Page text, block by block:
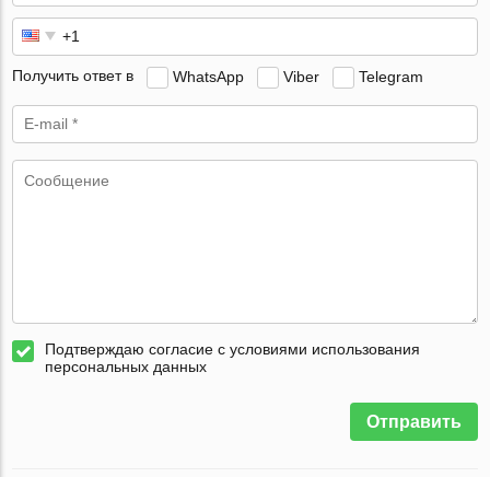
Получить ответ в WhatsApp Viber Telegram
Подтверждаю согласие с условиями использования
персональных данных
Отправить